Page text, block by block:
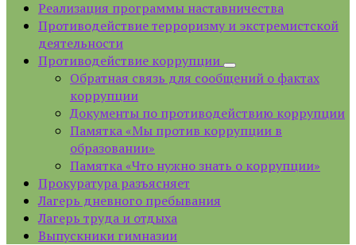
Реализация программы наставничества
Противодействие терроризму и экстремистской
деятельности
Противодействие коррупции
Обратная связь для сообщений о фактах
коррупции
Документы по противодействию коррупции
Памятка «Мы против коррупции в
образовании»
Памятка «Что нужно знать о коррупции»
Прокуратура разъясняет
Лагерь дневного пребывания
Лагерь труда и отдыха
Выпускники гимназии